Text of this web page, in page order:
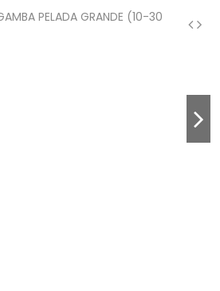
PELADA GRANDE (10-30